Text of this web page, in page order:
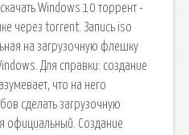
Windows 10 торрент -
через torrent. Запись iso
на загрузочную флешку
Для справки: создание
что на него
сделать загрузочную
официальный. Создание